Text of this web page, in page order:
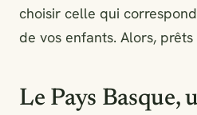
choisir celle qui
de vos enfants. Alors,
Le Pays Basque,